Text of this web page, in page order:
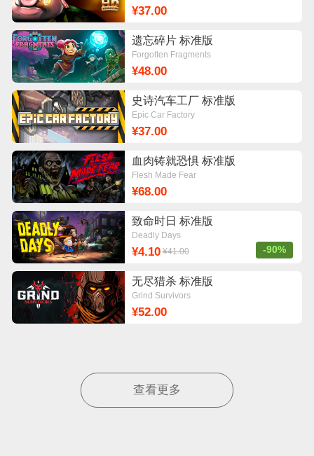
¥37.00
遗忘碎片 标准版
Forgotten Fragments
¥48.00
史诗汽车工厂 标准版
Epic Car Factory
¥37.00
血肉铸就恐惧 标准版
Flesh Made Fear
¥68.00
致命时日 标准版
Deadly Days
¥4.10 ¥41.00 -90%
无尽猎杀 标准版
Grind Survivors
¥52.00
查看更多